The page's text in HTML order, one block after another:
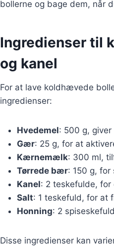
bollerne og bage dem, når
Ingredienser til
og kanel
For at lave koldhævede
ingredienser:
Hvedemel: 500 g,
Gær: 25 g, for at
Kærnemælk: 300 ml,
Tørrede bær: 150 g, for
Kanel: 2 teskefulde, for
Salt: 1 teskefuld, for at
Honning: 2
Disse ingredienser kan